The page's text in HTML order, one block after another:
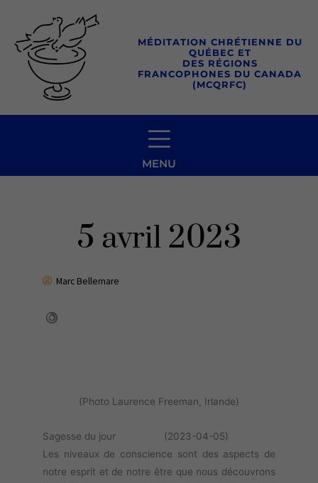
contenu
MÉDITATION CHRÉTIENNE DU
QUÉBEC ET
DES RÉGIONS
FRANCOPHONES DU CANADA
(MCQRFC)
MENU
5 avril 2023
Marc Bellemare
(Photo Laurence Freeman, Irlande)
Sagesse du jour (2023-04-05)
Les niveaux de conscience sont des aspects de
notre esprit et de notre être que nous découvrons